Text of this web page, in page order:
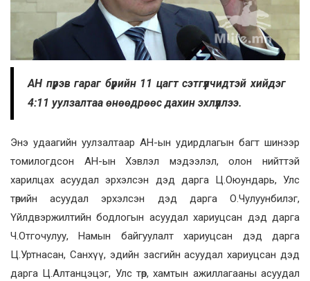
АН пүрэв гараг бүрийн 11 цагт сэтгүүлчидтэй хийдэг
4:11 уулзалтаа өнөөдрөөс дахин эхлүүллээ.
Энэ удаагийн уулзалтаар АН-ын удирдлагын багт шинээр
томилогдсон АН-ын Хэвлэл мэдээлэл, олон нийттэй
харилцах асуудал эрхэлсэн дэд дарга Ц.Оюундарь, Улс
төрийн асуудал эрхэлсэн дэд дарга О.Чулуунбилэг,
Үйлдвэржилтийн бодлогын асуудал хариуцсан дэд дарга
Ч.Отгочулуу, Намын байгуулалт хариуцсан дэд дарга
Ц.Уртнасан, Санхүү, эдийн засгийн асуудал хариуцсан дэд
дарга Ц.Алтанцэцэг, Улс төр, хамтын ажиллагааны асуудал